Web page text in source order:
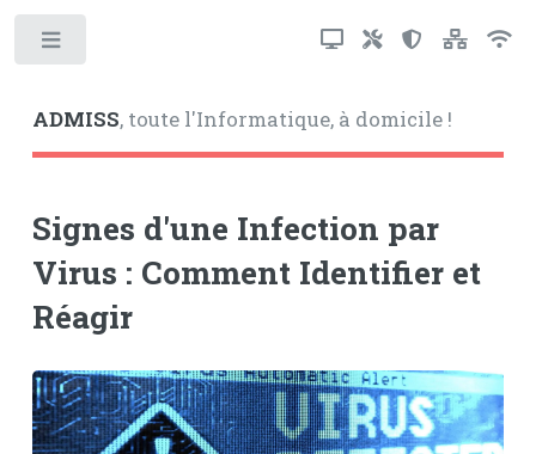
ADMISS, toute l'Informatique, à domicile !
Signes d'une Infection par
Virus : Comment Identifier et
Réagir